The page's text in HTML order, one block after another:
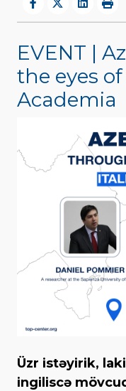
EVENT |
the eyes
Academia
Üzr istəyirik,
ingiliscə